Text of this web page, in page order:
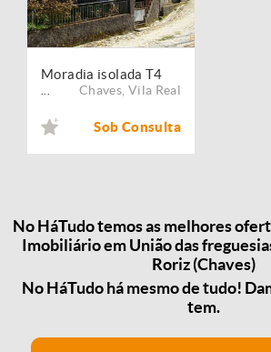
Moradia isolada T4
Chaves Vila Real
Sob Consulta
No HáTudo temos as melhores
Imobiliário em União das
Roriz (Chaves)
No HáTudo há mesmo de tudo!
tem.